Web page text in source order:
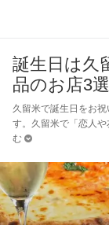
誕生日は久
品のお店3選
久留米で誕生日をお
す。久留米で「恋人
む